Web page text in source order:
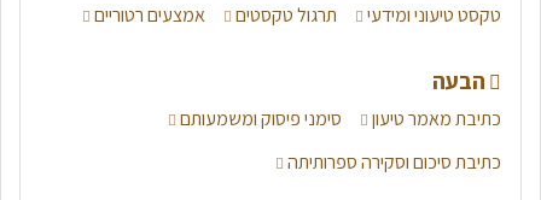
טקסט טיעוני ומידעי תרגול טקסטים אמצעים רטוריים
הבעה
כתיבת מאמר טיעון
סימני פיסוק ומשמעותם
כתיבת סיכום וסקירה ספרותיתה